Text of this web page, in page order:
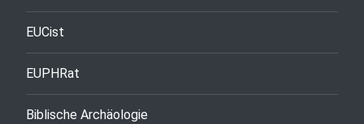
EUCist
EUPHRat
Biblische Archäologie